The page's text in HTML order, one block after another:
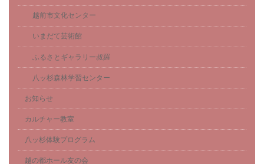
越前市文化センター
いまだて芸術館
ふるさとギャラリー叔羅
八ッ杉森林学習センター
お知らせ
カルチャー教室
八ッ杉体験プログラム
越の都ホール友の会